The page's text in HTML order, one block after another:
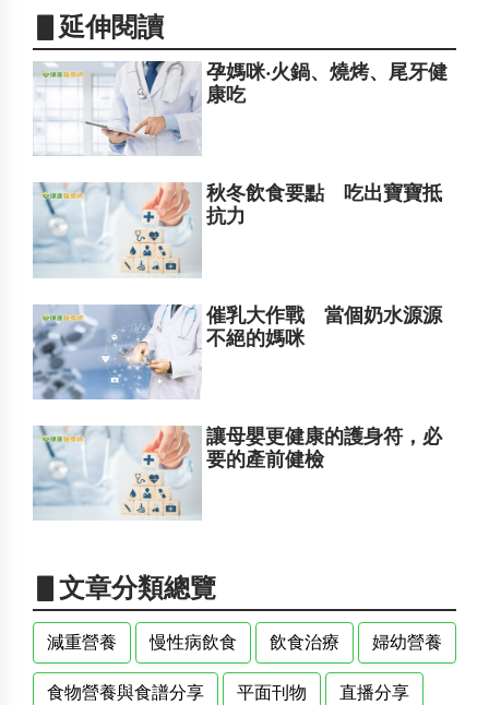
▋延伸閱讀
孕媽咪‧火鍋、燒烤、尾牙健
康吃
秋冬飲食要點 吃出寶寶抵
抗力
催乳大作戰 當個奶水源源
不絕的媽咪
讓母嬰更健康的護身符，必
要的產前健檢
▋文章分類總覽
減重營養 慢性病飲食 飲食治療 婦幼營養
食物營養與食譜分享 平面刊物 直播分享